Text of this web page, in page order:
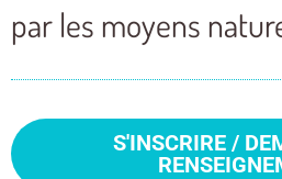
par les moyens
S'INSCRIRE /